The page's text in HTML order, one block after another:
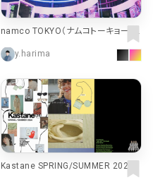
namco TOKYO（ナムコトーキョー） |
namco TOKYO（ナムコトーキョー） |
バンダイナムコアミューズメント
y.harima
Kastane SPRING/SUMMER 2024
｜ パル公式通販サイト｜PAL CLOSE